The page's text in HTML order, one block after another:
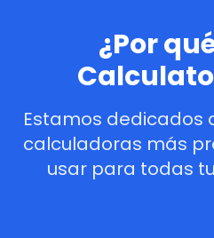
¿Por
Estamos dedicados
calculadoras más
usar para todas